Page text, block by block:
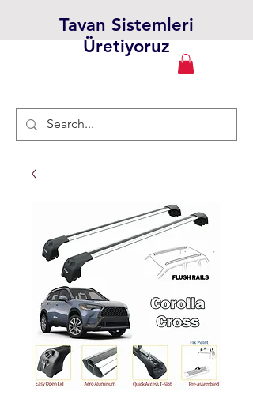
Tavan Sistemleri
Üretiyoruz